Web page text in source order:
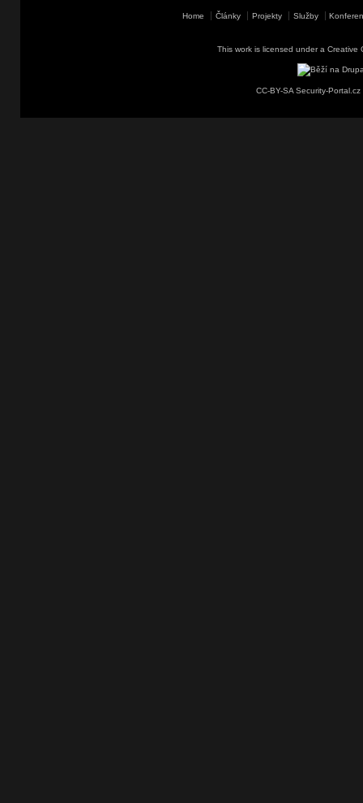
Home Články Projekty Služby
This work is licensed under a Creative
CC-BY-SA Security-